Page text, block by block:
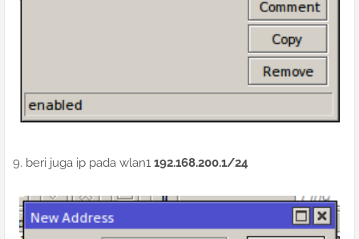
9. beri juga ip pada wlan1 192.168.200.1/24